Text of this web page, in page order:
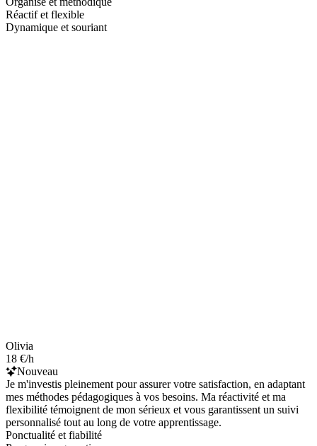
Réactif et flexible
Dynamique et souriant
Olivia
18 €/h
Nouveau
Je m'investis pleinement pour assurer votre satisfaction, en adaptant
mes méthodes pédagogiques à vos besoins. Ma réactivité et ma
flexibilité témoignent de mon sérieux et vous garantissent un suivi
personnalisé tout au long de votre apprentissage.
Ponctualité et fiabilité